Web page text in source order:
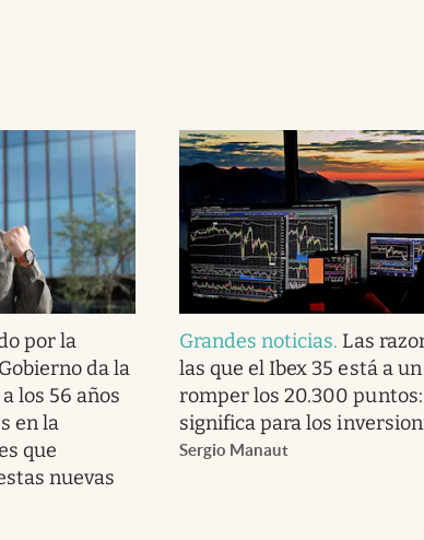
por la
da la
los 56 años
en la
que
nuevas
Grandes noticias. Las
las que el Ibex 35 está a
romper los 20.300
significa para los
Sergio Manaut